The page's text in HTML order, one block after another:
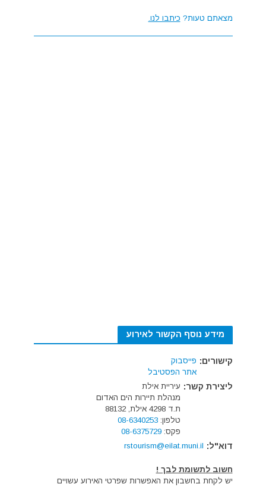
מצאתם טעות? כיתבו לנו.
מידע נוסף הקשור לאירוע
קישורים: פייסבוק
אתר הפסטיבל
ליצירת קשר: עיריית אילת
מנהלת תיירות הים האדום
ת.ד 4298 אילת, 88132
טלפון:08-6340253
פקס:08-6375729
דוא"ל: rstourism@eilat.muni.il
חשוב לתשומת לבך !
יש לקחת בחשבון את האפשרות שפרטי האירוע עשויים